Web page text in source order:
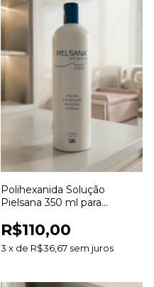
Polihexanida Solução
Pielsana 350 ml para
R$110,00
3 x de R$36,67 sem juros